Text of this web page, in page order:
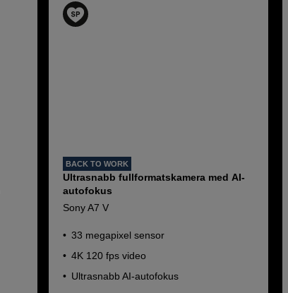
BACK TO WORK
Ultrasnabb fullformatskamera med AI-
autofokus
Sony A7 V
33 megapixel sensor
4K 120 fps video
Ultrasnabb AI-autofokus